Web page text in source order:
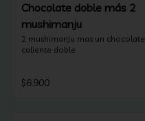
Chocolate doble más 2
mushimanju
2 mushimanju mas un chocolate
caliente doble
$6.900